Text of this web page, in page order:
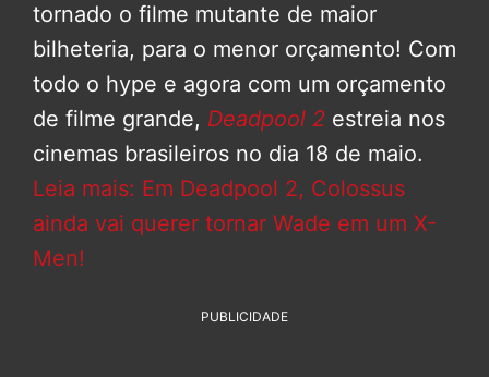
tornado o filme mutante de maior
bilheteria, para o menor orçamento! Com
todo o hype e agora com um orçamento
de filme grande, Deadpool 2 estreia nos
cinemas brasileiros no dia 18 de maio.
Leia mais: Em Deadpool 2, Colossus
ainda vai querer tornar Wade em um X-
Men!
PUBLICIDADE